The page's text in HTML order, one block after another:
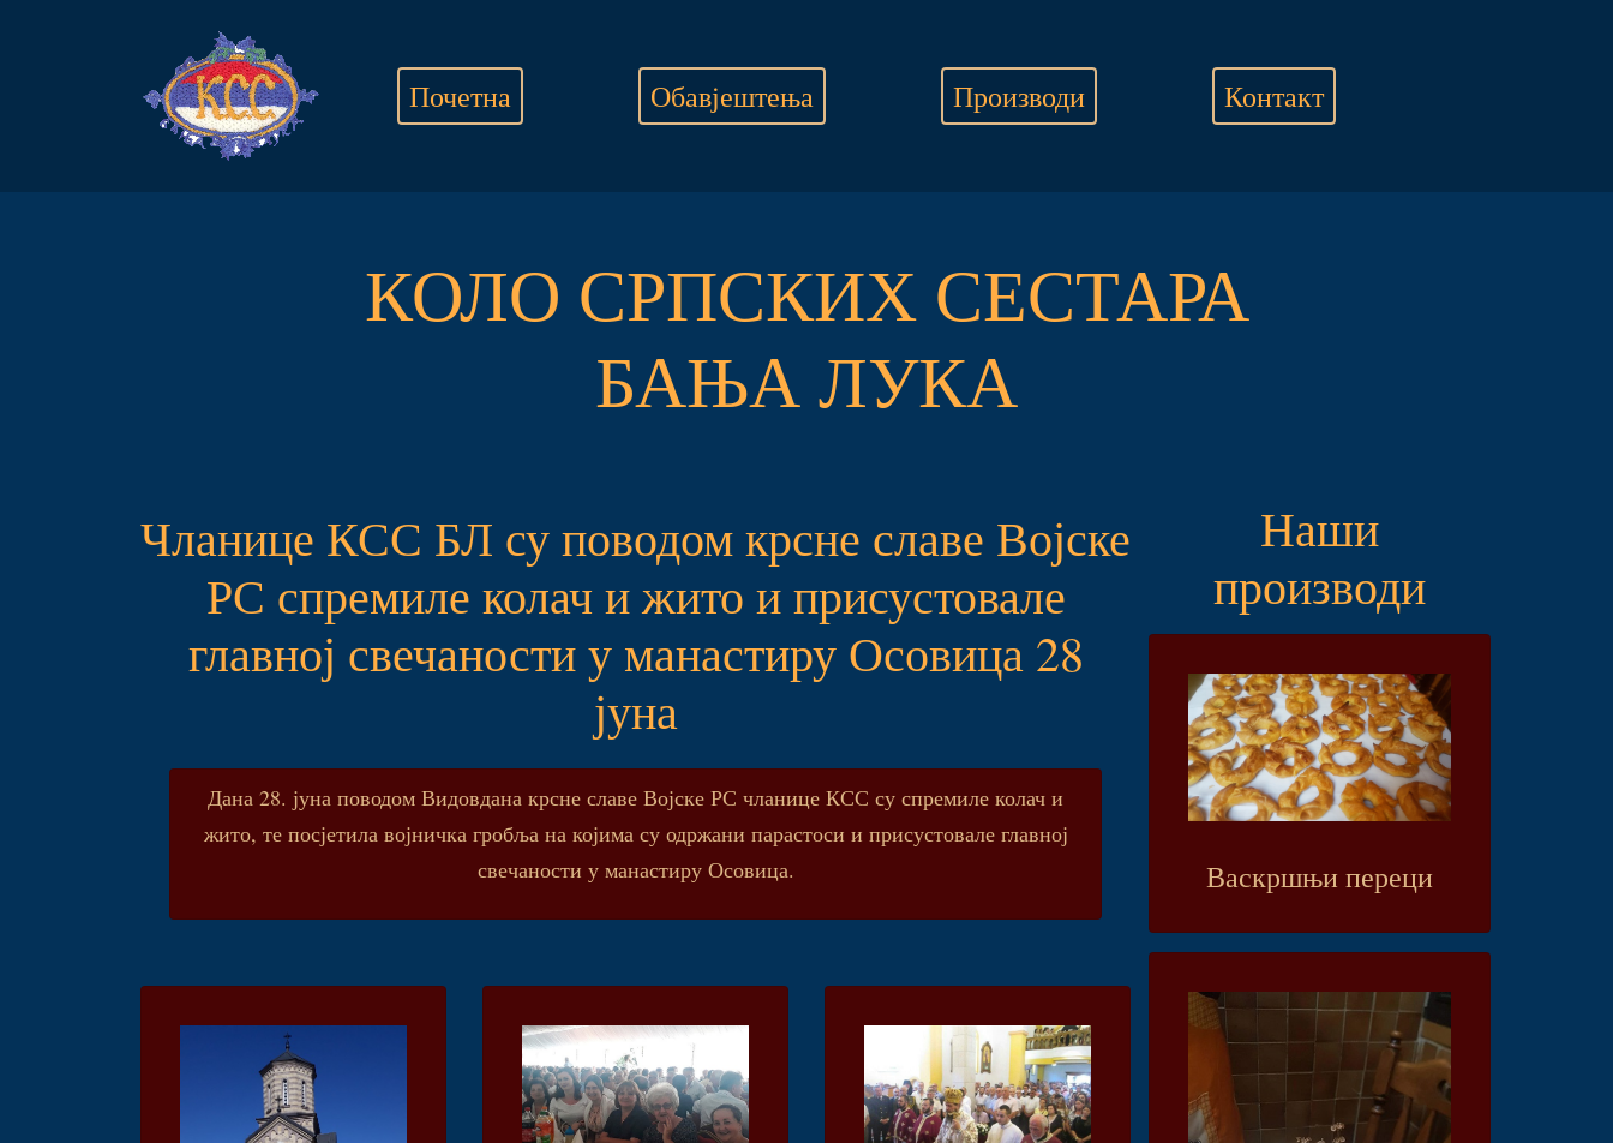
Почетна Обавјештења Производи Контакт
КОЛО СРПСКИХ СЕСТАРА
БАЊА ЛУКА
Чланице КСС БЛ су поводом крсне славе Војске
РС спремиле колач и жито и присустовале
главној свечаности у манастиру Осовица 28
јуна
Дана 28. јуна поводом Видовдана крсне славе Војске РС чланице КСС су спремиле колач и
жито, те посјетила војничка гробља на којима су одржани парастоси и присустовале главној
свечаности у манастиру Осовица.
Наши
производи
Васкршњи переци